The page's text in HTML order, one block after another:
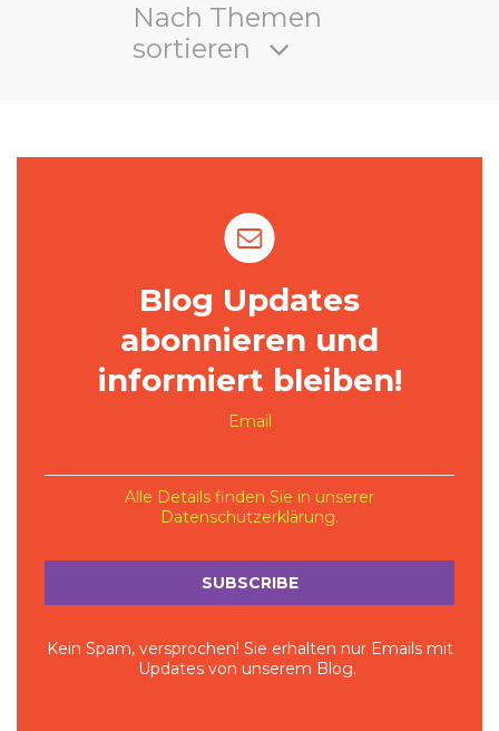
Nach Themen
sortieren
Blog Updates
abonnieren und
informiert bleiben!
Email
Alle Details finden Sie in unserer
Datenschutzerklärung.
Kein Spam, versprochen! Sie erhalten nur Emails mit
Updates von unserem Blog.